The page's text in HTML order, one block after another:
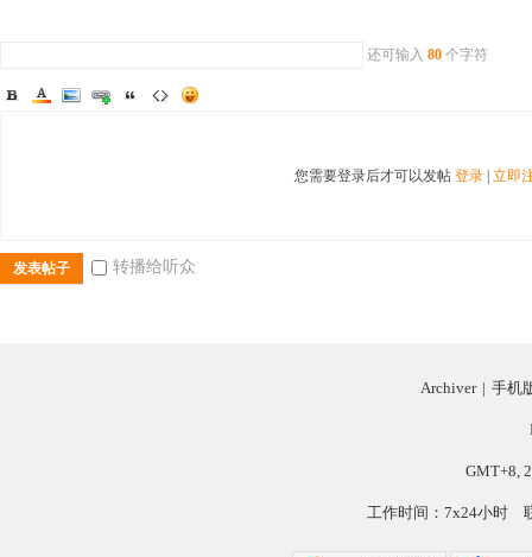
还可输入 80 个字符
您需要登录后才可以发帖 登录 立即
发表帖子 转播给听众
Archiver | 手机
GMT+8,
工作时间：7x24小时